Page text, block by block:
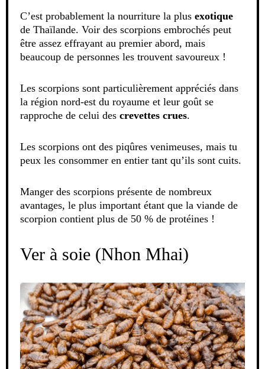
C’est probablement la nourriture la plus exotique
de Thaïlande. Voir des scorpions embrochés peut
être assez effrayant au premier abord, mais
beaucoup de personnes les trouvent savoureux !
Les scorpions sont particulièrement appréciés dans
la région nord-est du royaume et leur goût se
rapproche de celui des crevettes crues.
Les scorpions ont des piqûres venimeuses, mais tu
peux les consommer en entier tant qu’ils sont cuits.
Manger des scorpions présente de nombreux
avantages, le plus important étant que la viande de
scorpion contient plus de 50 % de protéines !
Ver à soie (Nhon Mhai)